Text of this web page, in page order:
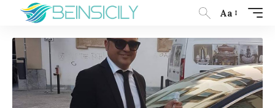
Aa